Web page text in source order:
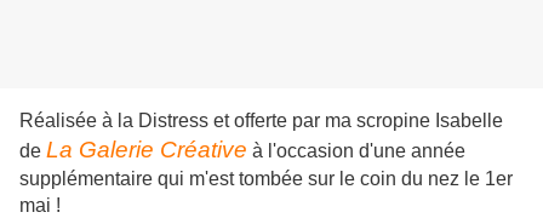
Réalisée à la Distress et offerte par ma scropine Isabelle
de La Galerie Créative à l'occasion d'une année
supplémentaire qui m'est tombée sur le coin du nez le 1er
mai !